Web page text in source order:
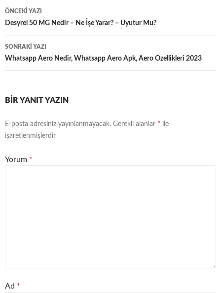
Yazı
dolaşımı
ÖNCEKI YAZI
Desyrel 50 MG Nedir – Ne İşe Yarar? – Uyutur Mu?
SONRAKI YAZI
Whatsapp Aero Nedir, Whatsapp Aero Apk, Aero Özellikleri 2023
BIR YANIT YAZIN
E-posta adresiniz yayınlanmayacak. Gerekli alanlar * ile
işaretlenmişlerdir
Yorum *
Ad *